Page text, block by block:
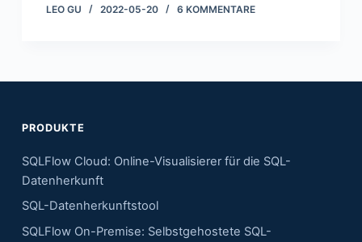
LEO GU 2022-05-20 6 KOMMENTARE
PRODUKTE
SQLFlow Cloud: Online-Visualisierer für die SQL-
Datenherkunft
SQL-Datenherkunftstool
SQLFlow On-Premise: Selbstgehostete SQL-